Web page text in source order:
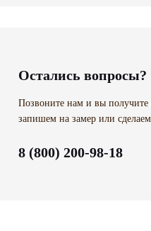
Остались вопросы?
Позвоните нам и вы получите
запишем на замер или
8 (800) 200-98-18